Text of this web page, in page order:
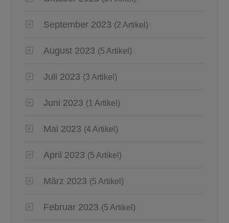
September 2023 (2 Artikel)
August 2023 (5 Artikel)
Juli 2023 (3 Artikel)
Juni 2023 (1 Artikel)
Mai 2023 (4 Artikel)
April 2023 (5 Artikel)
März 2023 (5 Artikel)
Februar 2023 (5 Artikel)